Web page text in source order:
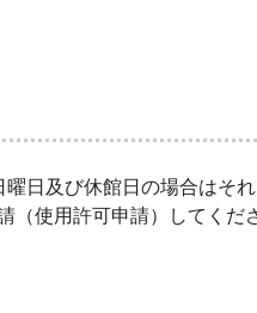
日及び休館日の場合はそ
（使用許可申請）してくだ